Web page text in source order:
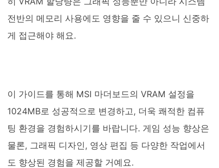
전반의 메모리 사용에도 영향을 줄 수 있으니 신중하
게 접근해야 해요.
이 가이드를 통해 MSI 마더보드의 VRAM 설정을
1024MB로 성공적으로 변경하고, 더욱 쾌적한 컴퓨
팅 환경을 경험하시기를 바랍니다. 게임 성능 향상은
물론, 그래픽 디자인, 영상 편집 등 다양한 작업에서
도 향상된 경험을 제공할 거예요.